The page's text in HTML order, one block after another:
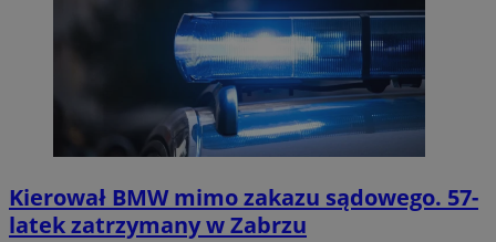
Kierował BMW mimo zakazu sądowego. 57-
latek zatrzymany w Zabrzu